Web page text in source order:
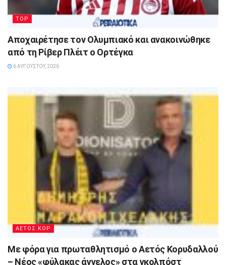
TOP
Αποχαιρέτησε τον Ολυμπιακό και ανακοινώθηκε
από τη Ρίβερ Πλέιτ ο Ορτέγκα
6 ΑΥΓΟΎΣΤΟΥ, 2026
ΑΕΤΟΣ ΚΟΡ
Με φόρα για πρωταθλητισμό ο Αετός Κορυδαλλού
– Νέος «φύλακας άγγελος» στα γκολπόστ